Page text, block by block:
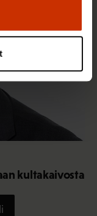
kultakaivosta